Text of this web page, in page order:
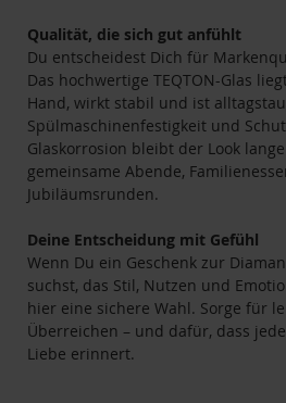
Qualität, die sich gut anfühlt
Du entscheidest Dich für
Das hochwertige TEQTON-Glas
Hand, wirkt stabil und ist
Spülmaschinenfestigkeit und
Glaskorrosion bleibt der Look
gemeinsame Abende,
Jubiläumsrunden.
Deine Entscheidung mit Gefühl
Wenn Du ein Geschenk zur
suchst, das Stil, Nutzen und
hier eine sichere Wahl. Sorge für
Überreichen – und dafür, dass
Liebe erinnert.